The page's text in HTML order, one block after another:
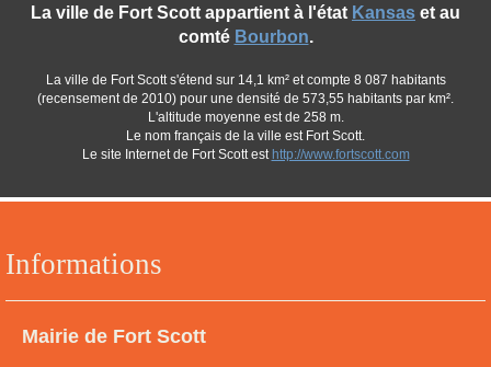
Informations
Mairie de Fort Scott
La ville de Fort Scott appartient à l'état Kansas et au
comté Bourbon.
La ville de Fort Scott s'étend sur 14,1 km² et compte 8 087 habitants
(recensement de 2010) pour une densité de 573,55 habitants par km².
L'altitude moyenne est de 258 m.
Le nom français de la ville est Fort Scott.
Le site Internet de Fort Scott est http://www.fortscott.com